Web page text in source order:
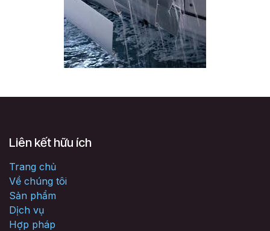
Liên kết hữu ích
Trang chủ
Về chúng tôi
Sản phẩm
Dịch vụ
Hợp pháp